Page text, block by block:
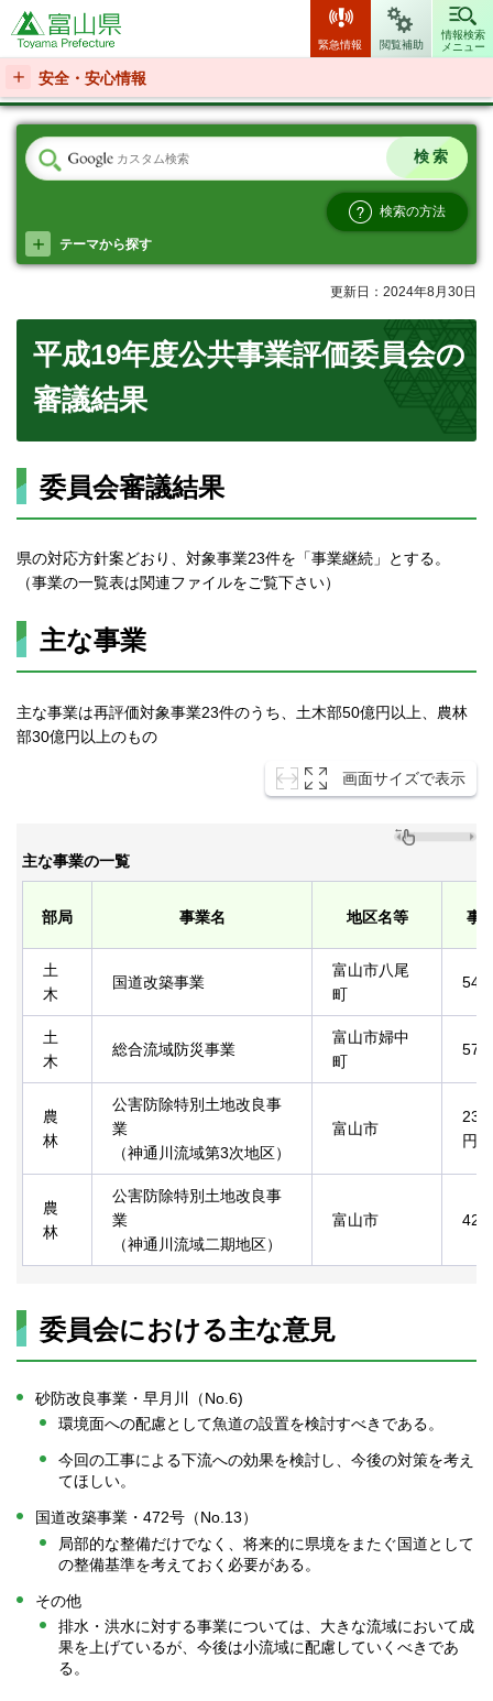
富山県
緊急情報 閲覧補助
情報検索
メニュー
安全・安心情報
検索の方法
テーマから探す
更新日：2024年8月30日
平成19年度公共事業評価委員会の
審議結果
委員会審議結果
県の対応方針案どおり、対象事業23件を「事業継続」とする。
（事業の一覧表は関連ファイルをご覧下さい）
主な事業
主な事業は再評価対象事業23件のうち、土木部50億円以上、農林
部30億円以上のもの
画面サイズで表示
主な事業の一覧
部局 事業名 地区名等 事
土
木
国道改築事業
富山市八尾
町
54
土
木
総合流域防災事業
富山市婦中
町
57
農
林
公害防除特別土地改良事
業
（神通川流域第3次地区）
富山市
234
円
農
林
公害防除特別土地改良事
業
（神通川流域二期地区）
富山市 42
委員会における主な意見
砂防改良事業・早月川（No.6)
環境面への配慮として魚道の設置を検討すべきである。
今回の工事による下流への効果を検討し、今後の対策を考え
てほしい。
国道改築事業・472号（No.13）
局部的な整備だけでなく、将来的に県境をまたぐ国道として
の整備基準を考えておく必要がある。
その他
排水・洪水に対する事業については、大きな流域において成
果を上げているが、今後は小流域に配慮していくべきであ
る。